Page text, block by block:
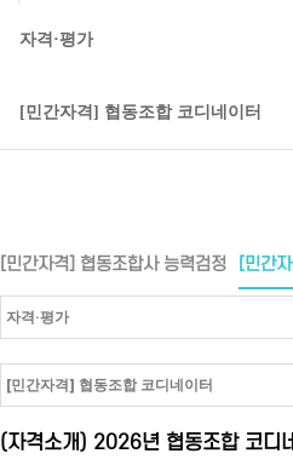
[민간자격] 협동조합사 능력검정 [민간
(자격소개) 2026년 협동조합 코디